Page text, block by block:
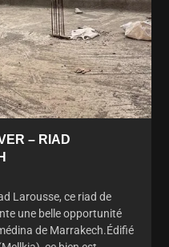
– RIAD
Larousse, ce riad de
une belle opportunité
de Marrakech.Édifié